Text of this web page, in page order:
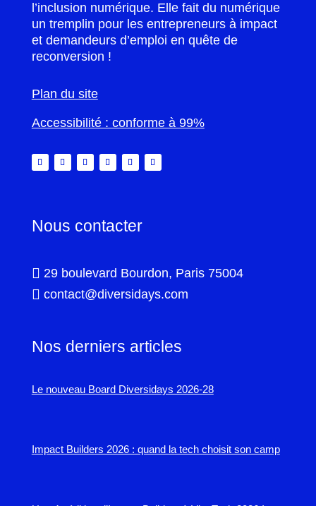
l’inclusion numérique. Elle fait du numérique
un tremplin pour les entrepreneurs à impact
et demandeurs d’emploi en quête de
reconversion !
Plan du site
Accessibilité : conforme à 99%
Nous contacter
 29 boulevard Bourdon, Paris 75004
 contact@diversidays.com
Nos derniers articles
Le nouveau Board Diversidays 2026-28
Impact Builders 2026 : quand la tech choisit son camp